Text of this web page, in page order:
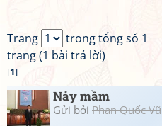
Trang
trong tổng số 1
trang (1 bài trả lời)
[1]
Nảy mầm
Gửi bởi Phan Quốc Vũ